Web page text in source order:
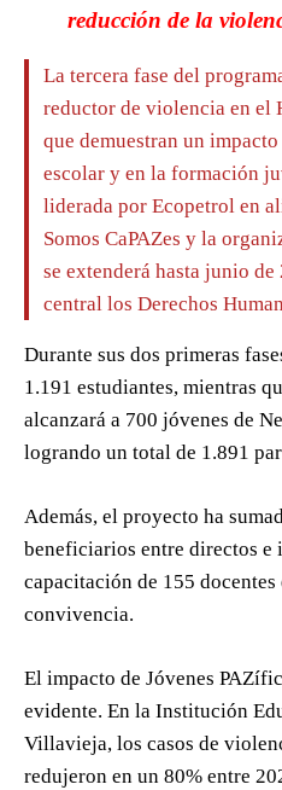
reducción de la
La tercera fase del
reductor de violencia en el
que demuestran un
escolar y en la formación
liderada por Ecopetrol en
Somos CaPAZes y la
se extenderá hasta junio
central los Derechos
Durante sus dos primeras
1.191 estudiantes, mientras
alcanzará a 700 jóvenes de
logrando un total de 1.891
Además, el proyecto ha
beneficiarios entre directos
capacitación de 155
convivencia.
El impacto de Jóvenes
evidente. En la Institución
Villavieja, los casos de
redujeron en un 80% entre